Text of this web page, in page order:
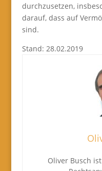
durchzusetzen,
darauf, dass auf
sind.
Stand: 28.02.2019
Oliver Busch